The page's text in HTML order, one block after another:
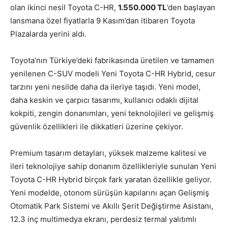
olan ikinci nesil Toyota C-HR, 1.550.000 TL’den başlayan
lansmana özel fiyatlarla 9 Kasım’dan itibaren Toyota
Plazalarda yerini aldı.
Toyota’nın Türkiye’deki fabrikasında üretilen ve tamamen
yenilenen C-SUV modeli Yeni Toyota C-HR Hybrid, cesur
tarzını yeni nesilde daha da ileriye taşıdı. Yeni model,
daha keskin ve çarpıcı tasarımı, kullanıcı odaklı dijital
kokpiti, zengin donanımları, yeni teknolojileri ve gelişmiş
güvenlik özellikleri ile dikkatleri üzerine çekiyor.
Premium tasarım detayları, yüksek malzeme kalitesi ve
ileri teknolojiye sahip donanım özellikleriyle sunulan Yeni
Toyota C-HR Hybrid birçok fark yaratan özellikle geliyor.
Yeni modelde, otonom sürüşün kapılarını açan Gelişmiş
Otomatik Park Sistemi ve Akıllı Şerit Değiştirme Asistanı,
12.3 inç multimedya ekranı, perdesiz termal yalıtımlı